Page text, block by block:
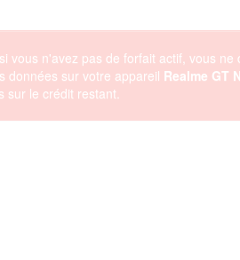
vous n'avez pas de forfait actif, vous
données sur votre appareil Realme GT
sur le crédit restant.